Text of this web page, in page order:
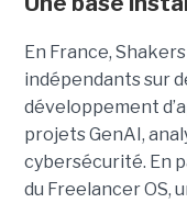
En France,
indépendants sur
développement
projets GenAI,
cybersécurité. En
du Freelancer OS,